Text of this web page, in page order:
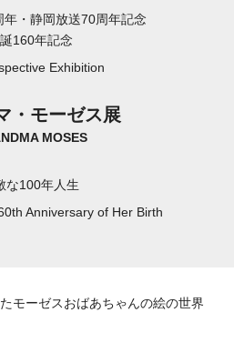
・静岡放送70周年記念
160年記念
Exhibition
・モーゼス展
MOSES
な100年人生
Anniversary of Her Birth
モーゼスおばあちゃんの絵の世界